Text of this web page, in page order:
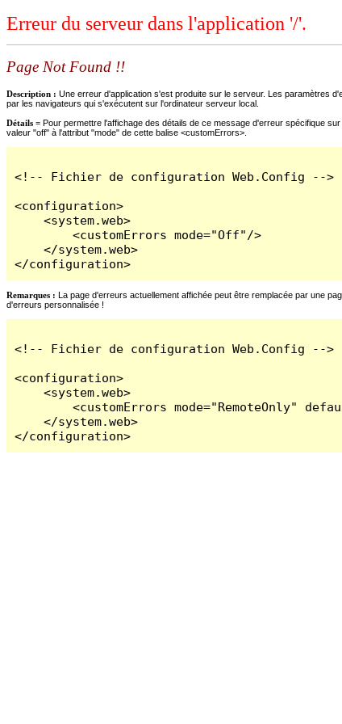
Erreur du serveur dans l'application '/'.
Page Not Found !!
Description : Une erreur d'application s'est produite sur le serveur. Les paramètres
par les navigateurs qui s'exécutent sur l'ordinateur serveur local.
Détails = Pour permettre l'affichage des détails de ce message d'erreur spécifique
valeur "off" à l'attribut "mode" de cette balise <customErrors>.
<!-- Fichier de configuration Web.Config -->
<configuration>
    <system.web>
        <customErrors mode="Off"/>
    </system.web>
</configuration>
Remarques : La page d'erreurs actuellement affichée peut être remplacée par une
d'erreurs personnalisée !
<!-- Fichier de configuration Web.Config -->
<configuration>
    <system.web>
<customErrors mode="RemoteOnly"
    </system.web>
</configuration>